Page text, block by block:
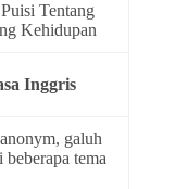
Puisi Tentang
Kehidupan
Inggris
galuh
tema